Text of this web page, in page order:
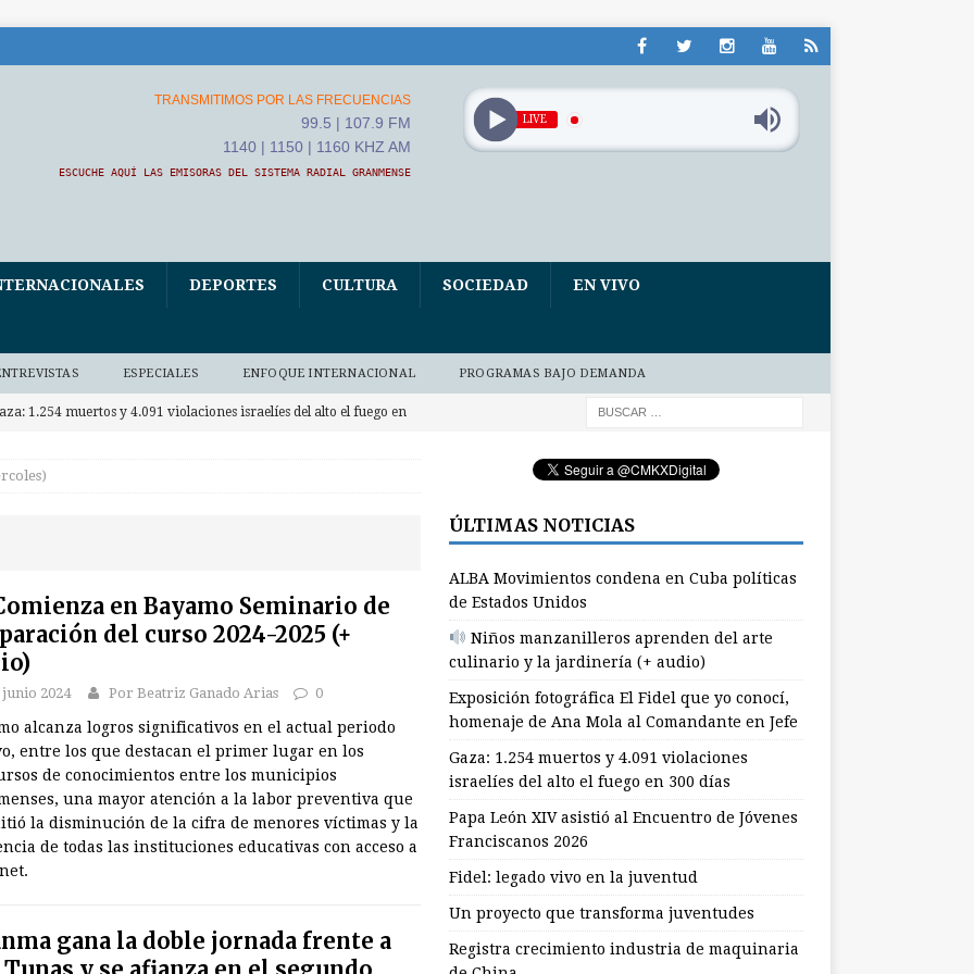
TRANSMITIMOS POR LAS FRECUENCIAS
99.5 | 107.9 FM
1140 | 1150 | 1160 KHZ AM
ESCUCHE AQUÍ LAS EMISORAS DEL SISTEMA RADIAL GRANMENSE
LIVE
DEPORTES CULTURA SOCIEDAD EN VIVO
ESPECIALES ENFOQUE INTERNACIONAL PROGRAMAS BAJO DEMANDA
1.254 muertos y 4.091 violaciones israelíes del alto el fuego en
León XIV asistió al Encuentro de Jóvenes Franciscanos 2026
proyecto que transforma juventudes GRANMA
Movimientos condena en Cuba políticas de Estados Unidos
BAJO DEMANDA
fotográfica El Fidel que yo conocí, homenaje de Ana
en Jefe GRANMA
en Bayamo Seminario de
del curso 2024-2025 (+
junio 2024 Por Beatriz Ganado Arias 0
alcanza logros significativos en el actual periodo
entre los que destacan el primer lugar en los
de conocimientos entre los municipios
una mayor atención a la labor preventiva que
la disminución de la cifra de menores víctimas y la
de todas las instituciones educativas con acceso a
gana la doble jornada frente a
ÚLTIMAS NOTICIAS
ALBA Movimientos condena en Cuba políticas
de Estados Unidos
Niños manzanilleros aprenden del arte
culinario y la jardinería (+ audio)
Exposición fotográfica El Fidel que yo conocí,
homenaje de Ana Mola al Comandante en Jefe
Gaza: 1.254 muertos y 4.091 violaciones
israelíes del alto el fuego en 300 días
Papa León XIV asistió al Encuentro de Jóvenes
Franciscanos 2026
Fidel: legado vivo en la juventud
Un proyecto que transforma juventudes
Registra crecimiento industria de maquinaria